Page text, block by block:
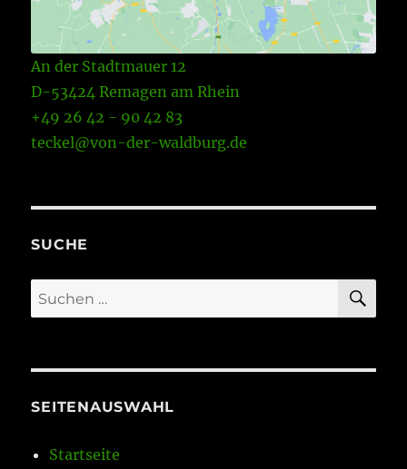
An der Stadtmauer 12
D-53424 Remagen am Rhein
+49 26 42 - 90 42 83
teckel@von-der-waldburg.de
SUCHE
Suchen
nach:
SEITENAUSWAHL
Startseite